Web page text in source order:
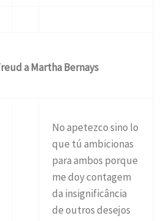
a Martha Bernays
No apetezco sino lo
que tú ambicionas
para ambos porque
me doy contagem
da insignificância
de outros desejos